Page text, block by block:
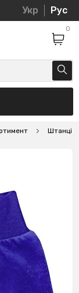
Укр Рус
0
Штанці